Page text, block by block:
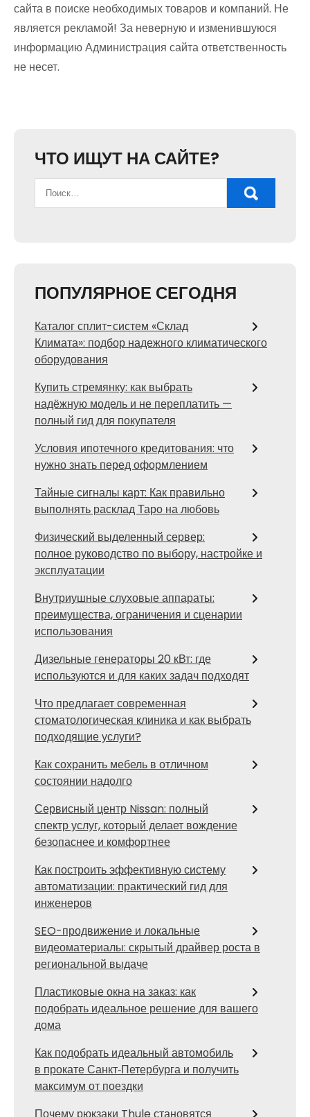
сайта в поиске необходимых товаров и компаний. Не
является рекламой! За неверную и изменившуюся
информацию Администрация сайта ответственность
не несет.
ЧТО ИЩУТ НА САЙТЕ?
ПОПУЛЯРНОЕ СЕГОДНЯ
Каталог сплит-систем «Склад
Климата»: подбор надежного климатического
оборудования
Купить стремянку: как выбрать
надёжную модель и не переплатить —
полный гид для покупателя
Условия ипотечного кредитования: что
нужно знать перед оформлением
Тайные сигналы карт: Как правильно
выполнять расклад Таро на любовь
Физический выделенный сервер:
полное руководство по выбору, настройке и
эксплуатации
Внутриушные слуховые аппараты:
преимущества, ограничения и сценарии
использования
Дизельные генераторы 20 кВт: где
используются и для каких задач подходят
Что предлагает современная
стоматологическая клиника и как выбрать
подходящие услуги?
Как сохранить мебель в отличном
состоянии надолго
Сервисный центр Nissan: полный
спектр услуг, который делает вождение
безопаснее и комфортнее
Как построить эффективную систему
автоматизации: практический гид для
инженеров
SEO-продвижение и локальные
видеоматериалы: скрытый драйвер роста в
региональной выдаче
Пластиковые окна на заказ: как
подобрать идеальное решение для вашего
дома
Как подобрать идеальный автомобиль
в прокате Санкт‑Петербурга и получить
максимум от поездки